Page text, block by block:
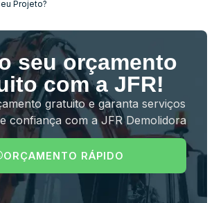
Projeto?
seu orçamento
com a JFR!
gratuito e garanta serviços
confiança com a JFR Demolidora
ORÇAMENTO RÁPIDO